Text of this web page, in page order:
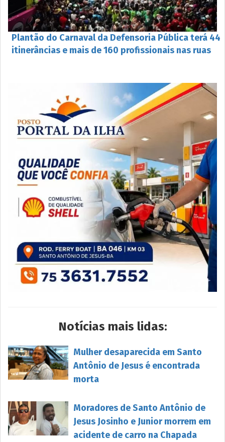
Plantão do Carnaval da Defensoria Pública terá 44
itinerâncias e mais de 160 profissionais nas ruas
Notícias mais lidas:
Mulher desaparecida em Santo
Antônio de Jesus é encontrada
morta
Moradores de Santo Antônio de
Jesus Josinho e Junior morrem em
acidente de carro na Chapada